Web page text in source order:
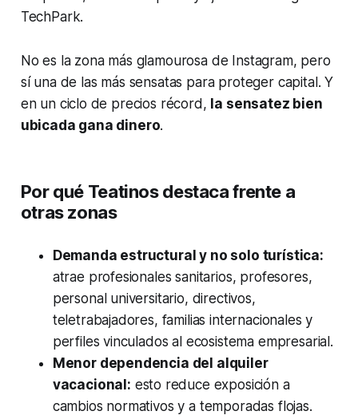
TechPark.
No es la zona más glamourosa de Instagram, pero
sí una de las más sensatas para proteger capital. Y
en un ciclo de precios récord, la sensatez bien
ubicada gana dinero.
Por qué Teatinos destaca frente a
otras zonas
Demanda estructural y no solo turística:
atrae profesionales sanitarios, profesores,
personal universitario, directivos,
teletrabajadores, familias internacionales y
perfiles vinculados al ecosistema empresarial.
Menor dependencia del alquiler
vacacional: esto reduce exposición a
cambios normativos y a temporadas flojas.